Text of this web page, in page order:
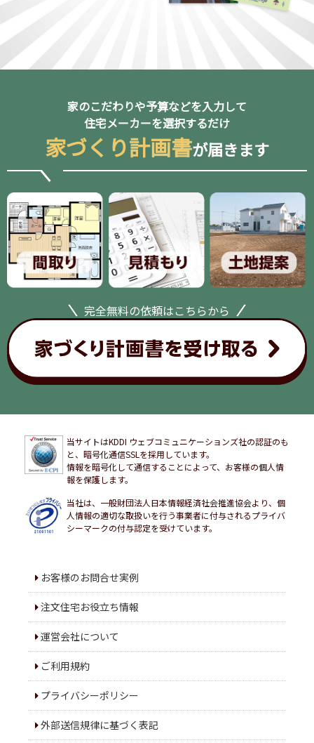
家のこだわりや予算などを入力して
住宅メーカーを選択するだけ
家づくり計画書が届きます
完全無料の依頼はこちらから
当サイトはKDDI ウェブコミュニケーションズ社の認証のも
と、暗号化通信SSLを採用しています。
情報を暗号化して通信することによって、お客様の個人情
報を保護します。
当社は、一般財団法人日本情報経済社会推進協会より、個
人情報の適切な取扱いを行う事業者に付与されるプライバ
シーマークの付与認定を受けています。
お客様のお問合せ実例
注文住宅お役立ち情報
運営会社について
ご利用規約
プライバシーポリシー
外部送信規律に基づく表記